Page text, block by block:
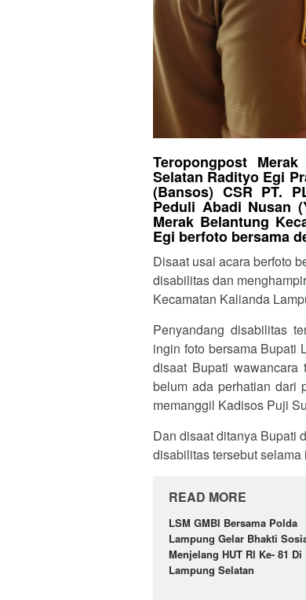
Teropongpost
Selatan Radityo Egi
(Bansos) CSR PT.
Peduli Abadi Nusan
Merak Belantung
Egi berfoto bersama
Disaat usai acara berfoto
disabilitas dan
Kecamatan Kalianda
Penyandang disabilitas
ingin foto bersama Bupati
disaat Bupati wawancara
belum ada perhatian dari
memanggil Kadisos Puji
Dan disaat ditanya Bupati
disabilitas tersebut
READ MORE
LSM GMBI Bersama Polda
Lampung Gelar Bhakti
Menjelang HUT Rl Ke- 81 Di
Lampung Selatan